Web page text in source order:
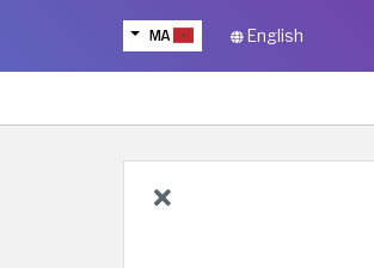
MA English